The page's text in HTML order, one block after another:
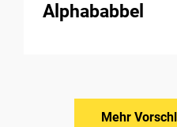
Alphababbel
Mehr